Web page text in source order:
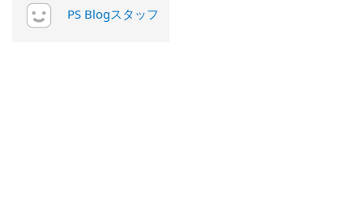
PS Blogスタッフ